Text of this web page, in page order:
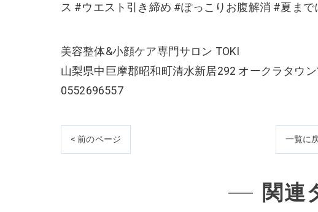
ス #ウエスト引き締め #ぽっこりお腹解消 #夏ま
美容整体&小顔ケア専門サロン TOKI
山梨県中巨摩郡昭和町清水新居292 オークラタウン
0552696557
< 前のページ 一覧に
関連